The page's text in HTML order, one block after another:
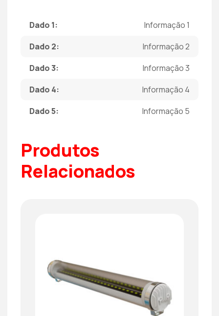
Dado 1:
Informação 1
Dado 2:
Informação 2
Dado 3:
Informação 3
Dado 4:
Informação 4
Dado 5:
Informação 5
Produtos
Relacionados